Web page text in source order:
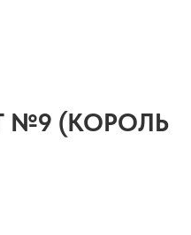
№9 (КОРОЛЬ